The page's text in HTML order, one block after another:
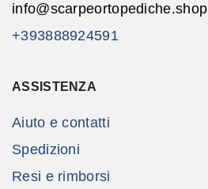
info@scarpeortopediche.shop
+393888924591
ASSISTENZA
Aiuto e contatti
Spedizioni
Resi e rimborsi